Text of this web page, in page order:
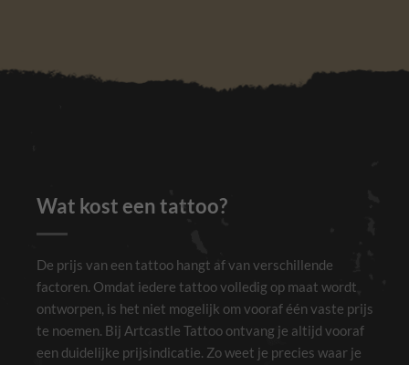
Wat kost een tattoo?
De prijs van een tattoo hangt af van verschillende
factoren. Omdat iedere tattoo volledig op maat wordt
ontworpen, is het niet mogelijk om vooraf één vaste prijs
te noemen. Bij Artcastle Tattoo ontvang je altijd vooraf
een duidelijke prijsindicatie. Zo weet je precies waar je